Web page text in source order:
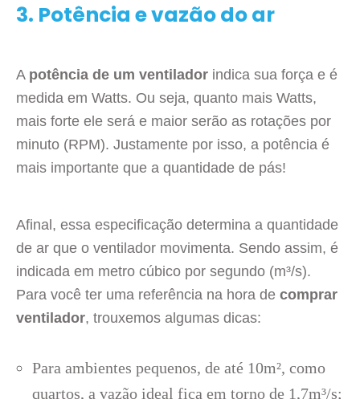
3. Potência e vazão do ar
A potência de um ventilador indica sua força e é
medida em Watts. Ou seja, quanto mais Watts,
mais forte ele será e maior serão as rotações por
minuto (RPM). Justamente por isso, a potência é
mais importante que a quantidade de pás!
Afinal, essa especificação determina a quantidade
de ar que o ventilador movimenta. Sendo assim, é
indicada em metro cúbico por segundo (m³/s).
Para você ter uma referência na hora de comprar
ventilador, trouxemos algumas dicas:
Para ambientes pequenos, de até 10m², como
quartos, a vazão ideal fica em torno de 1,7m³/s;